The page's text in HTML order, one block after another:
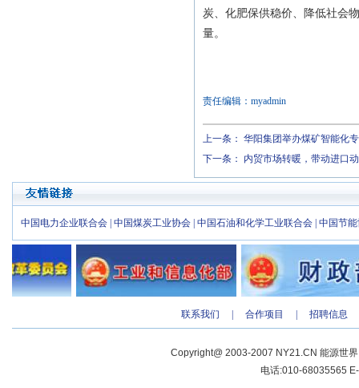
炭、化肥保供稳价、降低社会
量。
责任编辑：myadmin
上一条： 华阳集团举办煤矿智能化
下一条：
内贸市场转暖，带动进口
中国电力企业联合会 中国煤炭工业协会 中国石油和化学工业联合会 中国节
联系我们 合作项目 招聘信息
Copyright@ 2003-2007 NY21.CN 能源世
电话:010-68035565